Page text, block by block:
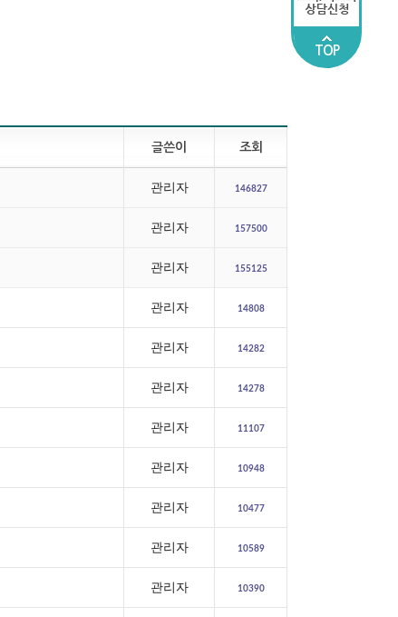
TOP
글쓴이 조회
관리자 146827
관리자 157500
관리자 155125
관리자 14808
관리자 14282
관리자 14278
관리자 11107
관리자 10948
관리자 10477
관리자 10589
관리자 10390